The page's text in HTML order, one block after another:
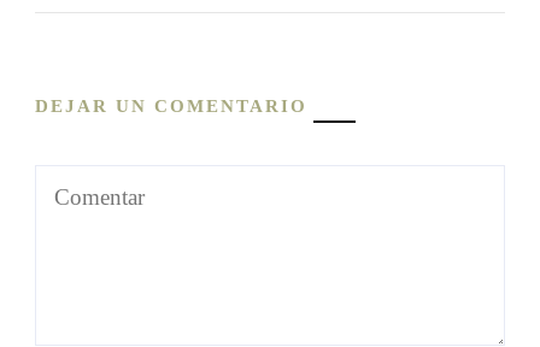
DEJAR UN COMENTARIO